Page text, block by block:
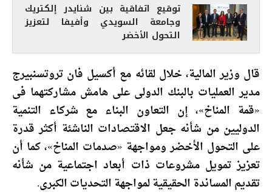
توقيع اتفاقية بين شنايدر إلكتريك
وجامعة السويدي وأفيفا لتعزيز
التحول الأخضر
قال وزير المالية، خلال لقائه مع أكسيل فان تروتسنبيرج
مدير العمليات بالبنك الدولى على هامش مشاركتهما فى
«قمة المناخ»، إن التعاون البناء مع شركاء التنمية
الدوليين من شأنه جعل الاقتصادات الناشئة أكثر قدرة
على التحول الأخضر ومواجهة «صدمات المناخ»، كما أن
تعزيز تمويل مشروعات ذات أبعاد اجتماعية من شأنه
تقديم المساندة الحقيقية لمواجهة التحديات الكبرى.